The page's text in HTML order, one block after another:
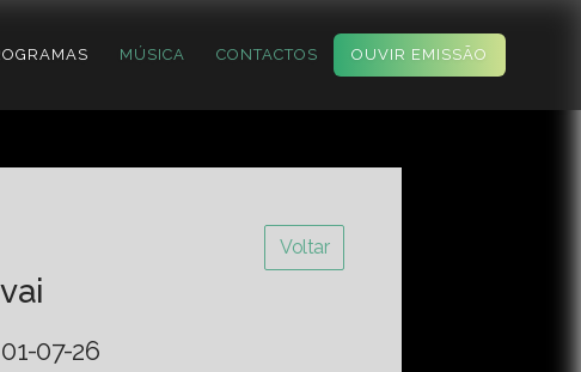
MÚSICA CONTACTOS OUVIR EMISSÃO
Voltar
07-26